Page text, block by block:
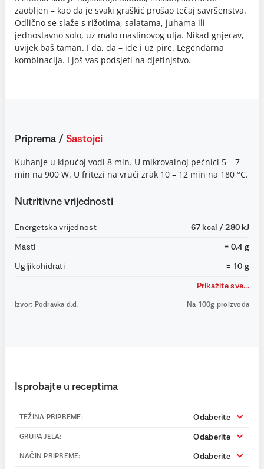
zaobljen – kao da je svaki graškić prošao tečaj savršenstva.
Odlično se slaže s rižotima, salatama, juhama ili
jednostavno solo, uz malo maslinovog ulja. Nikad gnjecav,
uvijek baš taman. I da, da – ide i uz pire. Legendarna
kombinacija. I još vas podsjeti na djetinjstvo.
Priprema / Sastojci
Kuhanje u kipućoj vodi 8 min. U mikrovalnoj pećnici 5 – 7
min na 900 W. U fritezi na vrući zrak 10 – 12 min na 180 °C.
Nutritivne vrijednosti
Energetska vrijednost 67 kcal / 280 kJ
Masti = 0.4 g
Ugljikohidrati = 10 g
Prikažite sve...
Izvor: Podravka d.d. Na 100g proizvoda
Isprobajte u receptima
TEŽINA PRIPREME: Odaberite
GRUPA JELA: Odaberite
NAČIN PRIPREME: Odaberite